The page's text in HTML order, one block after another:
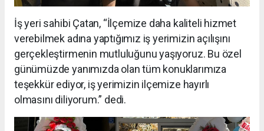
İş yeri sahibi Çatan, “İlçemize daha kaliteli hizmet
verebilmek adına yaptığımız iş yerimizin açılışını
gerçekleştirmenin mutluluğunu yaşıyoruz. Bu özel
günümüzde yanımızda olan tüm konuklarımıza
teşekkür ediyor, iş yerimizin ilçemize hayırlı
olmasını diliyorum.” dedi.